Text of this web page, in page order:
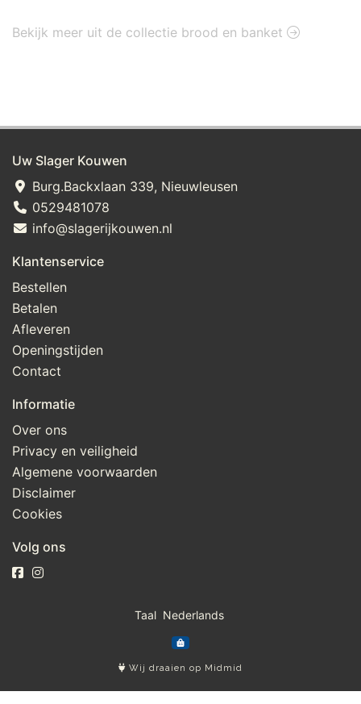
Bekijk meer uit de collectie brood en banket
Uw Slager Kouwen
Burg.Backxlaan 339, Nieuwleusen
0529481078
info@slagerijkouwen.nl
Klantenservice
Bestellen
Betalen
Afleveren
Openingstijden
Contact
Informatie
Over ons
Privacy en veiligheid
Algemene voorwaarden
Disclaimer
Cookies
Volg ons
Taal
Wij draaien op Midmid